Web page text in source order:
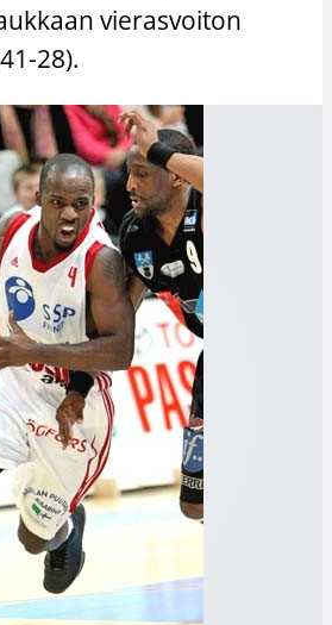
vierasvoiton
28).